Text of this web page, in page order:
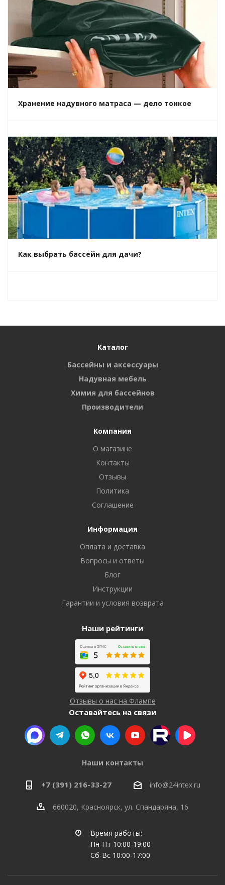
Хранение надувного матраса — дело тонкое
Как выбрать бассейн для дачи?
Каталог
Бассейны и аксессуары
Надувная мебель
Химия для бассейнов
Производители
Компания
О магазине
Контакты
Отзывы
Политика
Соглашение
Информация
Оплата и доставка
Вопросы и ответы
Блог
Инструкции
Гарантии и условия возврата
Наши рейтинги
Отзывы о нас на Флампе
Оставайтесь на связи
Наши контакты
+7 (391) 216-33-27 info@24intex.ru
660020, Красноярск, ул. Спандаряна, 16
Время работы:
Пн-Пт 10:00-19:00
Сб-Вс 10:00-17:00